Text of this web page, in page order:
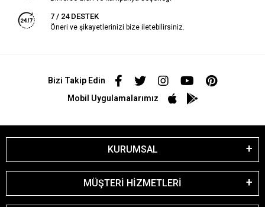
7 / 24 DESTEK
Öneri ve şikayetlerinizi bize iletebilirsiniz.
Bizi Takip Edin
Mobil Uygulamalarımız
KURUMSAL
MÜŞTERİ HİZMETLERİ